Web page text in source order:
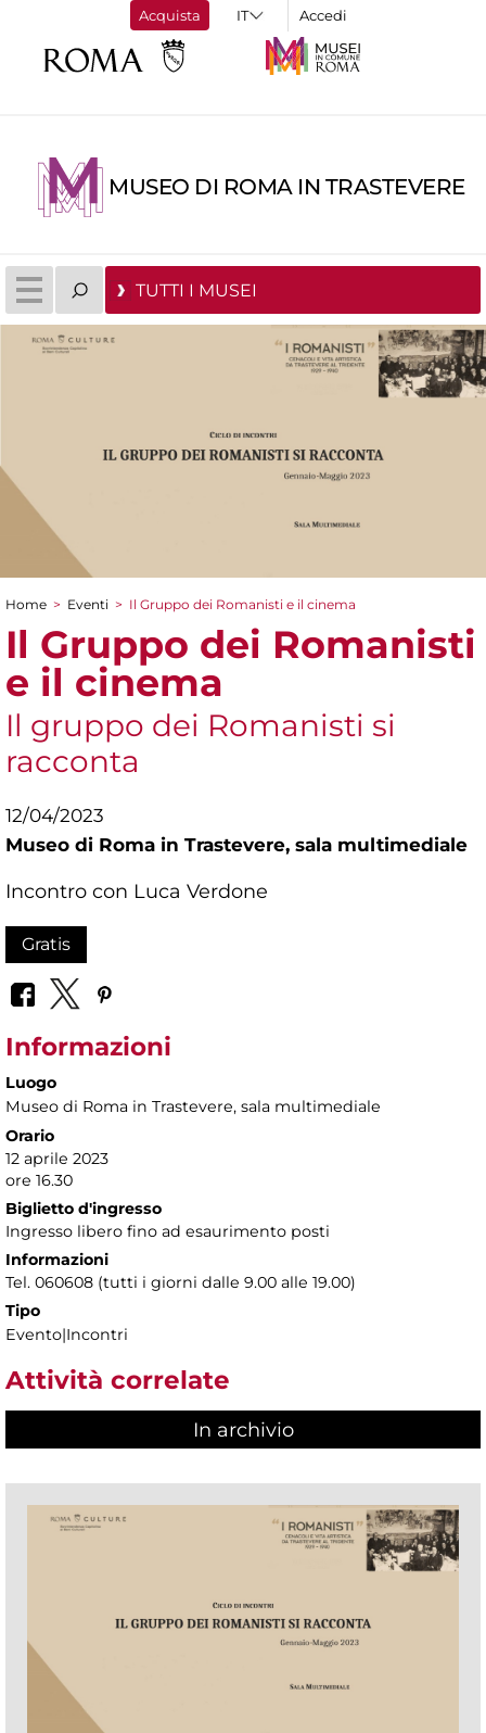
Acquista Accedi
MUSEO DI ROMA IN TRASTEVERE
TUTTI I MUSEI
Tu sei qui
Home > Eventi > Il Gruppo dei Romanisti e il cinema
Il Gruppo dei Romanisti
e il cinema
Il gruppo dei Romanisti si
racconta
12/04/2023
Museo di Roma in Trastevere, sala multimediale
Incontro con Luca Verdone
Gratis
Informazioni
Luogo
Museo di Roma in Trastevere, sala multimediale
Orario
12 aprile 2023
ore 16.30
Biglietto d'ingresso
Ingresso libero fino ad esaurimento posti
Informazioni
Tel. 060608 (tutti i giorni dalle 9.00 alle 19.00)
Tipo
Evento|Incontri
Attività correlate
In archivio